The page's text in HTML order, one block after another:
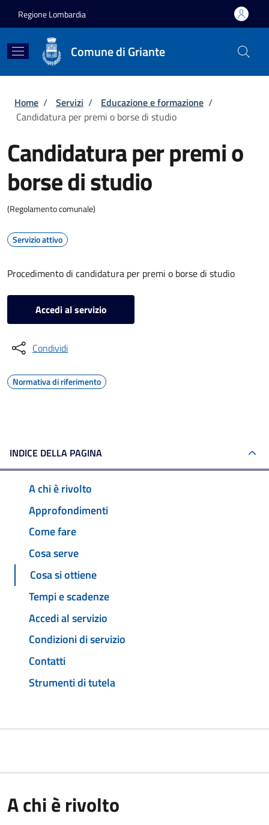
Regione Lombardia
Comune di Griante
Briciole di pane
Home / Servizi / Educazione e formazione /
Candidatura per premi o borse di studio
Candidatura per premi o
borse di studio
(Regolamento comunale)
Servizio attivo
Procedimento di candidatura per premi o borse di studio
Accedi al servizio
Condividi
Normativa di riferimento
INDICE DELLA PAGINA
A chi è rivolto
Approfondimenti
Come fare
Cosa serve
Cosa si ottiene
Tempi e scadenze
Accedi al servizio
Condizioni di servizio
Contatti
Strumenti di tutela
A chi è rivolto